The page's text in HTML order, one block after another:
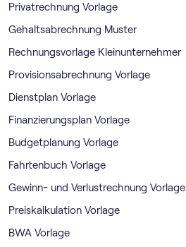
Privatrechnung Vorlage
Gehaltsabrechnung Muster
Rechnungsvorlage Kleinunternehmer
Provisionsabrechnung Vorlage
Dienstplan Vorlage
Finanzierungsplan Vorlage
Budgetplanung Vorlage
Fahrtenbuch Vorlage
Gewinn- und Verlustrechnung Vorlage
Preiskalkulation Vorlage
BWA Vorlage